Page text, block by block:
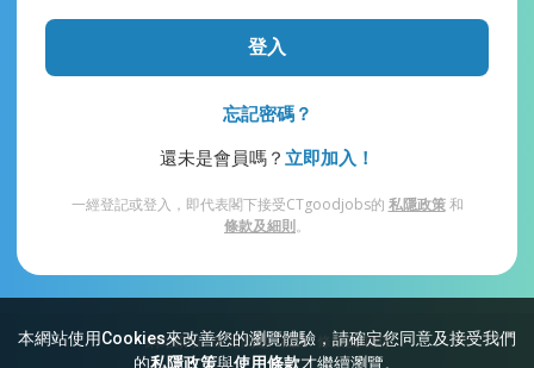
本網站使用Cookies來改善您的瀏覽體驗，請確定您同意及接受我們
的私隱政策與使用條款才繼續瀏覽。
登入
忘記密碼？
還未是會員嗎？ 立即加入！
一經登記或登入，即代表閣下接受CTgoodjobs的 私隱政策和
條款及細則。
網站索引 常見問題 私隱 條款及細則